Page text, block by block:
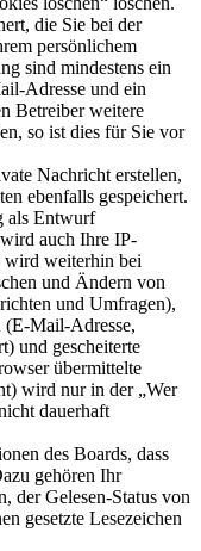
die Sie bei der
persönlichem
sind mindestens ein
Adresse und ein
Betreiber weitere
so ist dies für Sie vor
Nachricht erstellen,
ebenfalls gespeichert.
als Entwurf
auch Ihre IP-
wird weiterhin bei
und Ändern von
und Umfragen),
(E-Mail-Adresse,
und gescheiterte
übermittelte
wird nur in der „Wer
dauerhaft
des Boards, dass
gehören Ihr
der Gelesen-Status von
gesetzte Lesezeichen